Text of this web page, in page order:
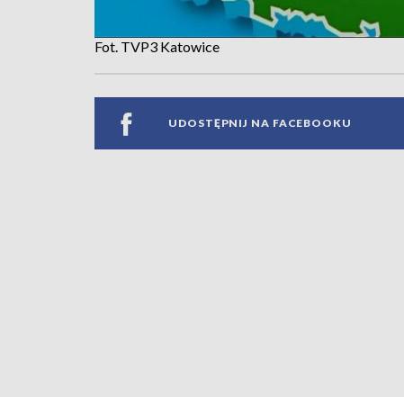
Fot. TVP3 Katowice
UDOSTĘPNIJ NA FACEBOOKU